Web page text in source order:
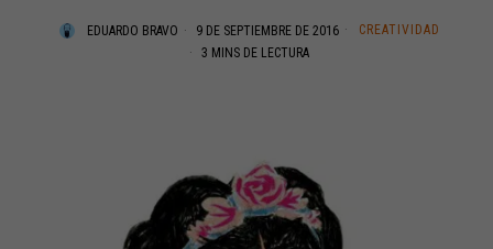
EDUARDO BRAVO 9 DE SEPTIEMBRE DE 2016
CREATIVIDAD
3 MINS DE LECTURA